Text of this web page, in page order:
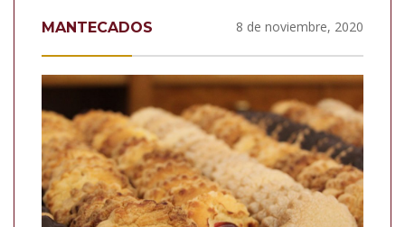
MANTECADOS 8 de noviembre, 2020